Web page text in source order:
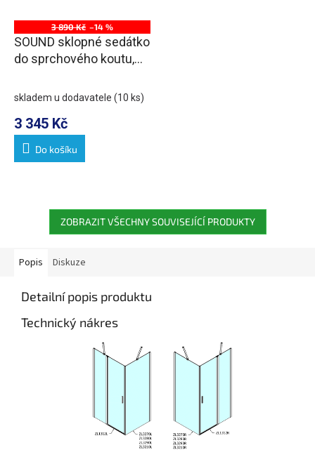
3 890 Kč –14 %
SOUND sklopné sedátko
do sprchového koutu,
skladem u dodavatele (10 ks)
3 345 Kč
Do košíku
ZOBRAZIT VŠECHNY SOUVISEJÍCÍ PRODUKTY
Popis Diskuze
Detailní popis produktu
Technický nákres